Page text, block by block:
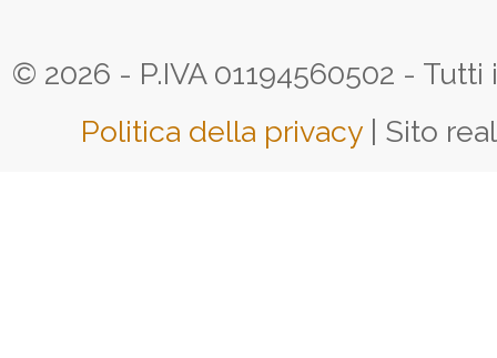
© 2026 - P.IVA 01194560502 -
Politica della privacy | Sito